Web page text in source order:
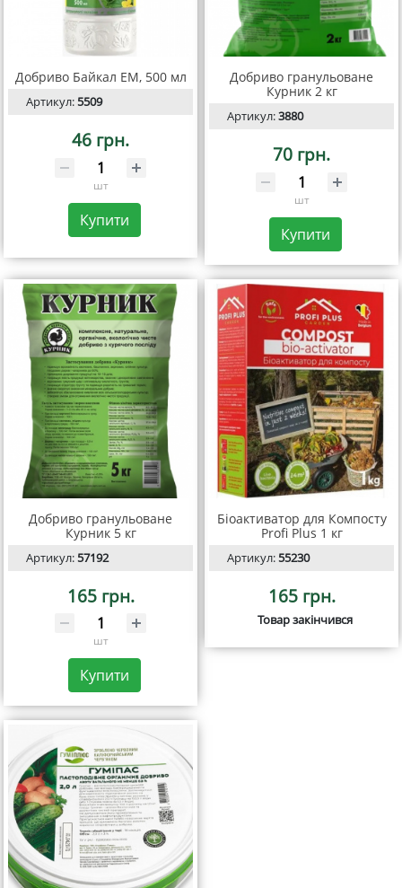
Добриво Байкал ЕМ, 500 мл
Артикул:5509
46 грн.
шт
Купити
Добриво гранульоване
Курник 2 кг
Артикул:3880
70 грн.
шт
Купити
Добриво гранульоване
Курник 5 кг
Артикул:57192
165 грн.
шт
Купити
Біоактиватор для Компосту
Profi Plus 1 кг
Артикул:55230
165 грн.
Товар закінчився